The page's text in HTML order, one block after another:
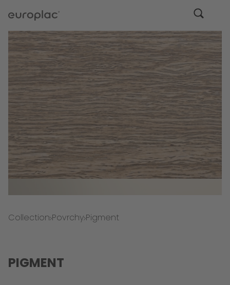
Collection Povrchy Pigment
PIGMENT